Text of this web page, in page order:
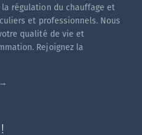
régulation du chauffage et
et professionnels. Nous
qualité de vie et
Rejoignez la